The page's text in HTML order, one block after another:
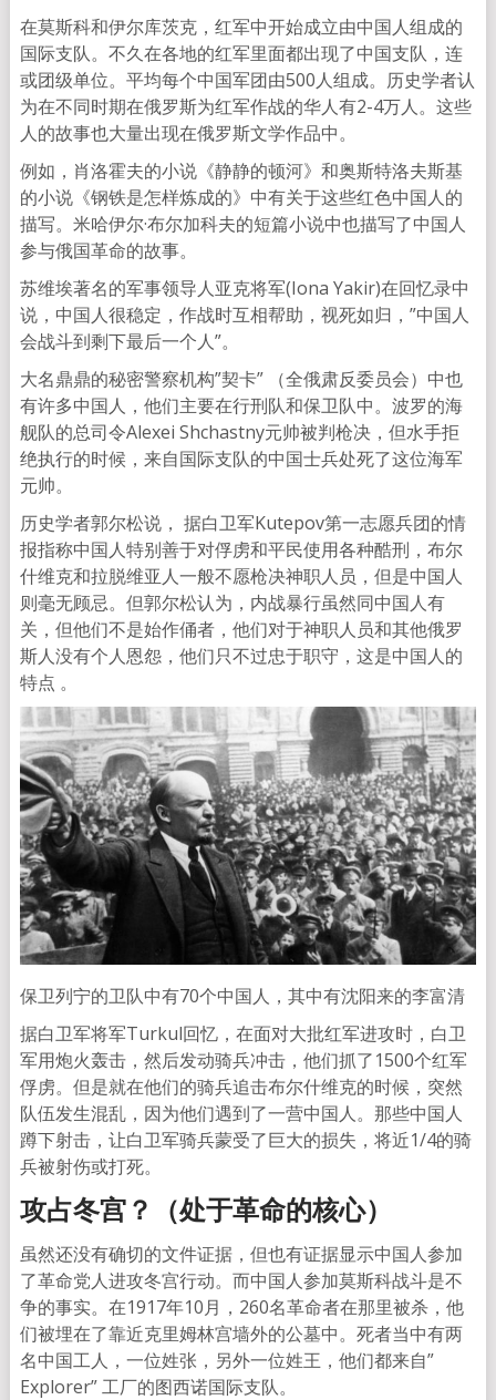
在莫斯科和伊尔库茨克，红军中开始成立由中国人组成的
国际支队。不久在各地的红军里面都出现了中国支队，连
或团级单位。平均每个中国军团由500人组成。历史学者认
为在不同时期在俄罗斯为红军作战的华人有2-4万人。这些
人的故事也大量出现在俄罗斯文学作品中。
例如，肖洛霍夫的小说《静静的顿河》和奥斯特洛夫斯基
的小说《钢铁是怎样炼成的》中有关于这些红色中国人的
描写。米哈伊尔·布尔加科夫的短篇小说中也描写了中国人
参与俄国革命的故事。
苏维埃著名的军事领导人亚克将军(Iona Yakir)在回忆录中
说，中国人很稳定，作战时互相帮助，视死如归，”中国人
会战斗到剩下最后一个人”。
大名鼎鼎的秘密警察机构”契卡” （全俄肃反委员会）中也
有许多中国人，他们主要在行刑队和保卫队中。波罗的海
舰队的总司令Alexei Shchastny元帅被判枪决，但水手拒
绝执行的时候，来自国际支队的中国士兵处死了这位海军
元帅。
历史学者郭尔松说， 据白卫军Kutepov第一志愿兵团的情
报指称中国人特别善于对俘虏和平民使用各种酷刑，布尔
什维克和拉脱维亚人一般不愿枪决神职人员，但是中国人
则毫无顾忌。但郭尔松认为，内战暴行虽然同中国人有
关，但他们不是始作俑者，他们对于神职人员和其他俄罗
斯人没有个人恩怨，他们只不过忠于职守，这是中国人的
特点 。
保卫列宁的卫队中有70个中国人，其中有沈阳来的李富清
据白卫军将军Turkul回忆，在面对大批红军进攻时，白卫
军用炮火轰击，然后发动骑兵冲击，他们抓了1500个红军
俘虏。但是就在他们的骑兵追击布尔什维克的时候，突然
队伍发生混乱，因为他们遇到了一营中国人。那些中国人
蹲下射击，让白卫军骑兵蒙受了巨大的损失，将近1/4的骑
兵被射伤或打死。
攻占冬宫？（处于革命的核心）
虽然还没有确切的文件证据，但也有证据显示中国人参加
了革命党人进攻冬宫行动。而中国人参加莫斯科战斗是不
争的事实。在1917年10月，260名革命者在那里被杀，他
们被埋在了靠近克里姆林宫墙外的公墓中。死者当中有两
名中国工人，一位姓张，另外一位姓王，他们都来自”
Explorer” 工厂的图西诺国际支队。